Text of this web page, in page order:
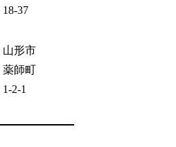
18-37
山形市
薬師町
1-2-1